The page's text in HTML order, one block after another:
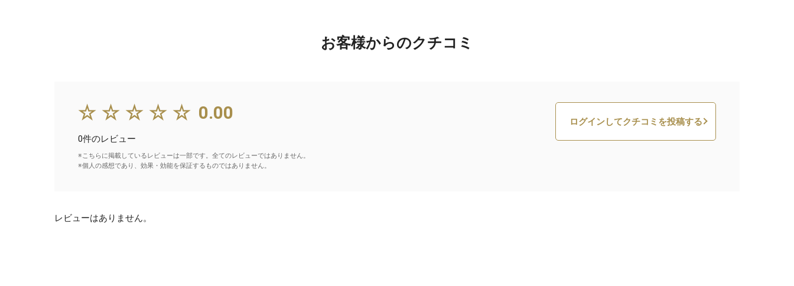
お客様からのクチコミ
☆☆☆☆☆ 0.00
0件のレビュー
※こちらに掲載しているレビューは一部です。全てのレビューではありません。
※個人の感想であり、効果・効能を保証するものではありません。
ログインしてクチコミを投稿する
レビューはありません。